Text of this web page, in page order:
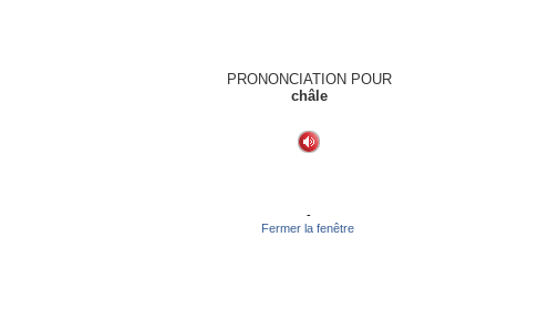
PRONONCIATION POUR
châle
-
Fermer la fenêtre